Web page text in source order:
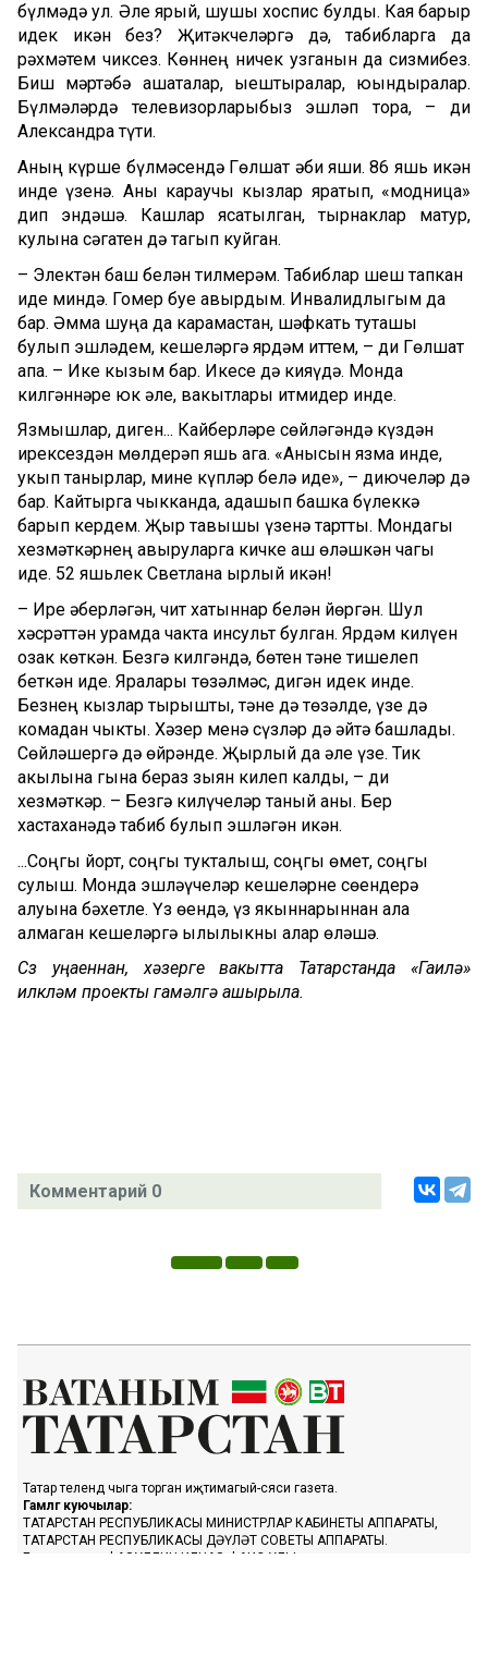
бүлмәдә ул. Әле ярый, шушы хоспис булды. Кая барыр
идек икән без? Җитәкчеләргә дә, табибларга да
рәхмәтем чиксез. Көннең ничек узганын да сизмибез.
Биш мәртәбә ашаталар, җыештыралар, юындыралар.
Бүлмәләрдә телевизорларыбыз эшләп тора, – ди
Александра түти.
Аның күрше бүлмәсендә Гөлшат әби яши. 86 яшь икән
инде үзенә. Аны караучы кызлар яратып, «модница»
дип эндәшә. Кашлар ясатылган, тырнаклар матур,
кулына сәгатен дә тагып куйган.
– Электән баш белән тилмерәм. Табиблар шеш тапкан
иде миндә. Гомер буе авырдым. Инвалидлыгым да
бар. Әмма шуңа да карамастан, шәфкать туташы
булып эшләдем, кешеләргә ярдәм иттем, – ди Гөлшат
апа. – Ике кызым бар. Икесе дә кияүдә. Монда
килгәннәре юк әле, вакытлары җитмидер инде.
Язмышлар, диген... Кайберләре сөйләгәндә күздән
ирексездән мөлдерәп яшь ага. «Анысын язма инде,
укып танырлар, мине күпләр белә иде», – диючеләр дә
бар. Кайтырга чыкканда, адашып башка бүлеккә
барып кердем. Җыр тавышы үзенә тартты. Мондагы
хезмәткәрнең авыруларга кичке аш өләшкән чагы
иде. 52 яшьлек Светлана җырлый икән!
– Ире җәберләгән, чит хатыннар белән йөргән. Шул
хәсрәттән урамда чакта инсульт булган. Ярдәм килүен
озак көткән. Безгә килгәндә, бөтен тәне тишелеп
беткән иде. Яралары төзәлмәс, дигән идек инде.
Безнең кызлар тырышты, тәне дә төзәлде, үзе дә
комадан чыкты. Хәзер менә сүзләр дә әйтә башлады.
Сөйләшергә дә өйрәнде. Җырлый да әле үзе. Тик
акылына гына бераз зыян килеп калды, – ди
хезмәткәр. – Безгә килүчеләр таный аны. Бер
хастаханәдә табиб булып эшләгән икән.
...Соңгы йорт, соңгы тукталыш, соңгы өмет, соңгы
сулыш. Монда эшләүчеләр кешеләрне сөендерә
алуына бәхетле. Үз өендә, үз якыннарыннан ала
алмаган кешеләргә җылылыкны алар өләшә.
Сүз уңаеннан, хәзерге вакытта Татарстанда «Гаилә»
илкүләм проекты гамәлгә ашырыла.
Комментарий 0
Татар телендә чыга торган иҗтимагый-сәяси газета.
Гамәлгә куючылар:
ТАТАРСТАН РЕСПУБЛИКАСЫ МИНИСТРЛАР КАБИНЕТЫ АППАРАТЫ,
ТАТАРСТАН РЕСПУБЛИКАСЫ ДӘҮЛӘТ СОВЕТЫ АППАРАТЫ.
Баш мөхәррир ФАЗУЛЛИН ИЛНАЗ ФАИС УЛЫ.